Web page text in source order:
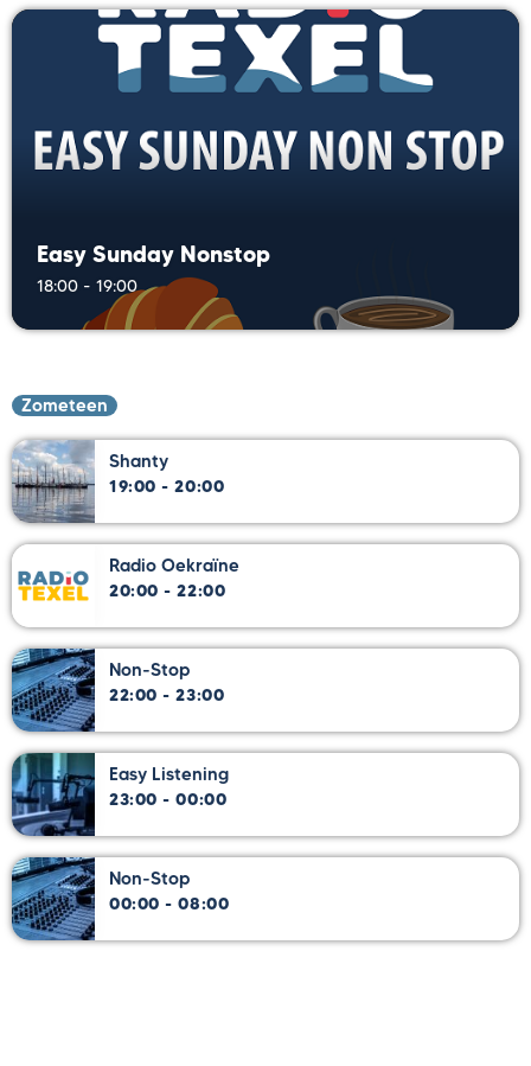
Easy Sunday Nonstop
18:00 - 19:00
Zometeen
Shanty
19:00 - 20:00
Radio Oekraïne
20:00 - 22:00
Non-Stop
22:00 - 23:00
Easy Listening
23:00 - 00:00
Non-Stop
00:00 - 08:00